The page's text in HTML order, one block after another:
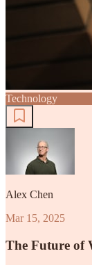
Technology
Alex Chen
Mar 15, 2025
The Future of